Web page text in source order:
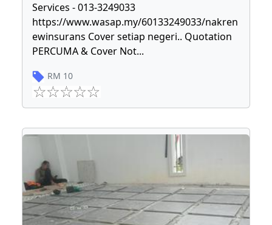
Services - 013-3249033
https://www.wasap.my/60133249033/nakren
ewinsurans Cover setiap negeri.. Quotation
PERCUMA & Cover Not...
RM 10